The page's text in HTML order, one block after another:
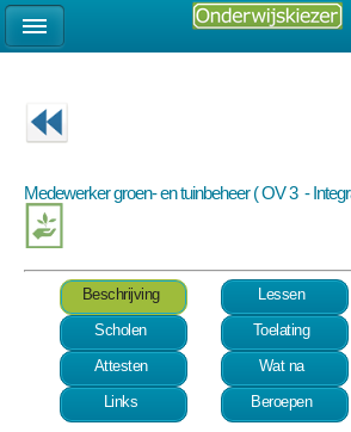
Medewerker groen- en tuinbeheer ( OV 3 -
Beschrijving
Lessen
Scholen
Toelating
Attesten
Wat na
Links
Beroepen